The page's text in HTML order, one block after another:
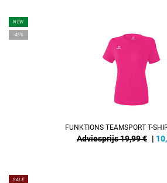
NEW
-45%
FUNKTIONS TEAMSPORT T-
Adviesprijs 19,99 € |
SALE